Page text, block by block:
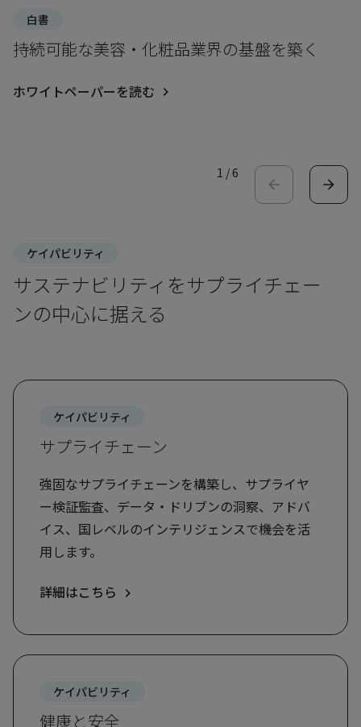
白書
持続可能な美容・化粧品業界の基盤を築く
ホワイトペーパーを読む
1 /6
ケイパビリティ
サステナビリティをサプライチェー
ンの中心に据える
ケイパビリティ
サプライチェーン
強固なサプライチェーンを構築し、サプライヤ
ー検証監査、データ・ドリブンの洞察、アドバ
イス、国レベルのインテリジェンスで機会を活
用します。
詳細はこちら
ケイパビリティ
健康と安全